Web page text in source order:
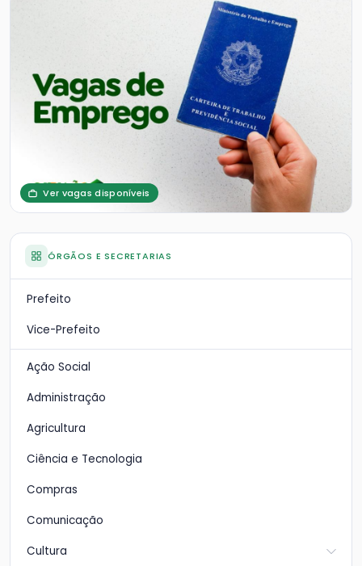
Ver vagas disponíveis
ÓRGÃOS E SECRETARIAS
Prefeito
Vice-Prefeito
Ação Social
Administração
Agricultura
Ciência e Tecnologia
Compras
Comunicação
Cultura